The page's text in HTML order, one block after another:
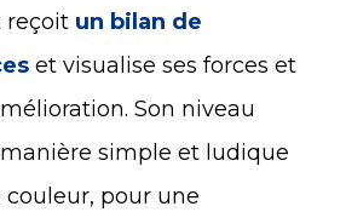
reçoit un bilan de
et visualise ses forces et
Son niveau
manière simple et ludique
couleur, pour une